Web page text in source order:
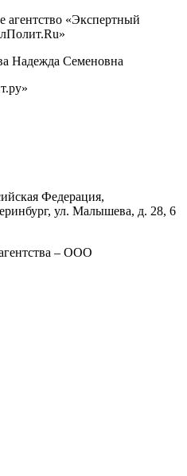
«Экспертный
Надежда Семеновна
Федерация,
, ул. Малышева, д. 28, 6
– ООО